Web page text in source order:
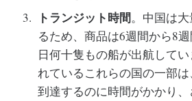
トランジット時間。中国は
るため、商品は6週間から8
日何十隻もの船が出航して
れているこれらの国の一部
到達するのに時間がかかり